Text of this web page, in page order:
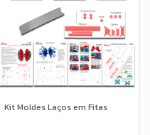
Kit Moldes Laços em Fitas